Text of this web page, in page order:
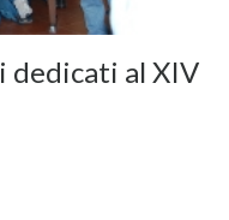
dedicati al XIV